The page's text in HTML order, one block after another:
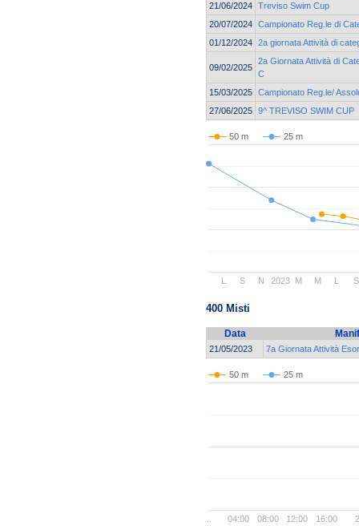
21/06/2024 Treviso Swim Cup
20/07/2024 Campionato Reg.le di
01/12/2024 2a giornata Attività di
09/02/2025
2a Giornata Attività di
C
15/03/2025 Campionato Reg.le/
27/06/2025 9^ TREVISO SWIM CUP
50 m 25 m
2023
L S N M M L S
400 Misti
Data
21/05/2023 7a Giornata Attività
50 m 25 m
04:00 08:00 12:00 16:00